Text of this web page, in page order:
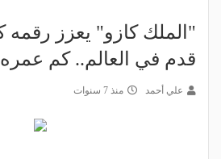
"الملك كازو" يعزز رقمه
قدم في العالم.. كم
علي أحمد منذ 7 سنوات